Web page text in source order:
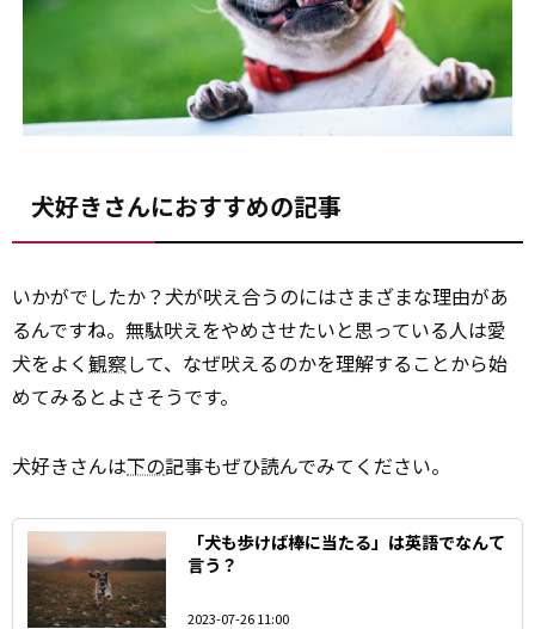
犬好きさんにおすすめの記事
いかがでしたか？犬が吠え合うのにはさまざまな理由があ
るんですね。無駄吠えをやめさせたいと思っている人は愛
犬をよく 観察して、なぜ吠えるのかを理解することから始
めてみるとよさそうです。
犬好きさんは下の記事もぜひ読んでみてください。
「犬も歩けば棒に当たる」は英語でなんて
言う？
2023-07-26 11:00